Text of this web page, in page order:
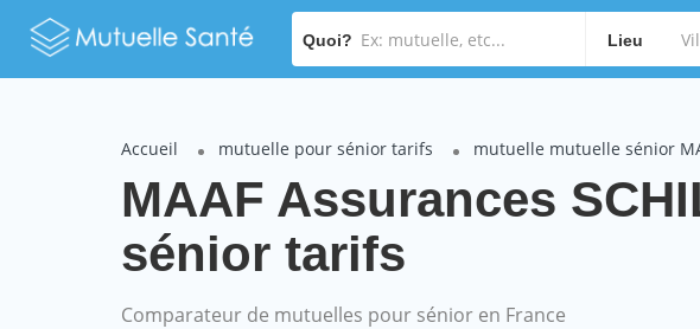
Quoi? Lieu
Accueil mutuelle pour sénior tarifs mutuelle mutuelle sénior
MAAF Assurances
sénior tarifs
Comparateur de mutuelles pour sénior en France